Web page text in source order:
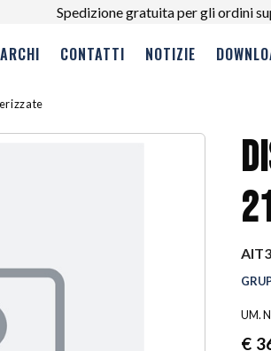
Spedizione gratuita per gli ordini
CONTATTI NOTIZIE
UM. N
€